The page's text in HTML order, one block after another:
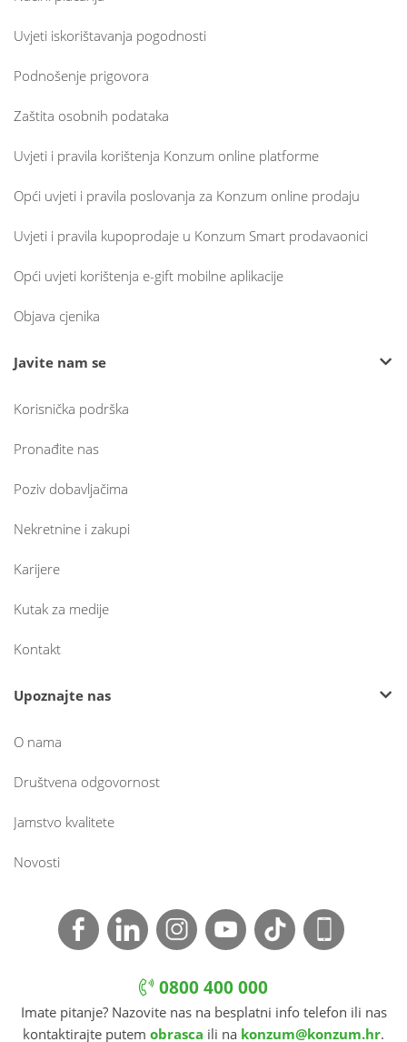
Uvjeti iskorištavanja pogodnosti
Podnošenje prigovora
Zaštita osobnih podataka
Uvjeti i pravila korištenja Konzum online platforme
Opći uvjeti i pravila poslovanja za Konzum online prodaju
Uvjeti i pravila kupoprodaje u Konzum Smart prodavaonici
Opći uvjeti korištenja e-gift mobilne aplikacije
Objava cjenika
Javite nam se
Korisnička podrška
Pronađite nas
Poziv dobavljačima
Nekretnine i zakupi
Karijere
Kutak za medije
Kontakt
Upoznajte nas
O nama
Društvena odgovornost
Jamstvo kvalitete
Novosti
0800 400 000
Imate pitanje? Nazovite nas na besplatni info telefon ili nas
kontaktirajte putem obrasca ili na konzum@konzum.hr.